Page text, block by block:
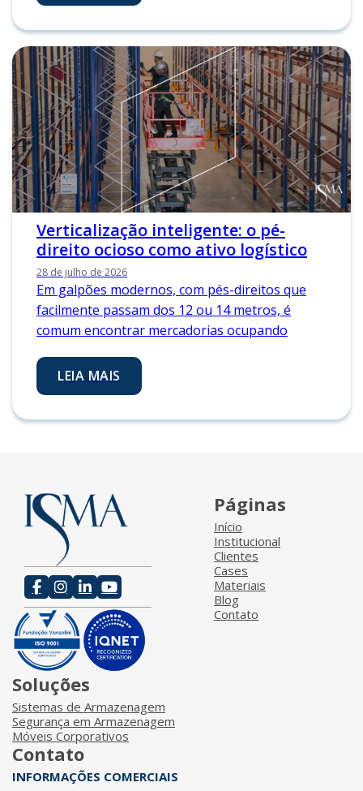
Verticalização inteligente: o pé-
direito ocioso como ativo logístico
28 de julho de 2026
Em galpões modernos, com pés-direitos que
facilmente passam dos 12 ou 14 metros, é
comum encontrar mercadorias ocupando
LEIA MAIS
Páginas
Início
Institucional
Clientes
Cases
Materiais
Blog
Contato
Soluções
Sistemas de Armazenagem
Segurança em Armazenagem
Móveis Corporativos
Contato
INFORMAÇÕES COMERCIAIS